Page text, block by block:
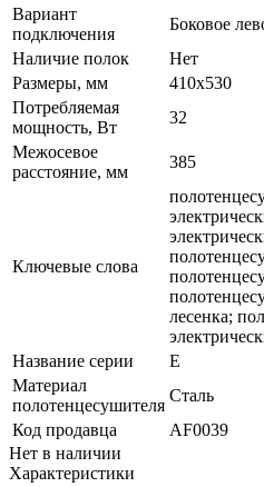
Вариант
подключения
Боковое
Наличие полок
Нет
Размеры, мм
410x530
Потребляемая
мощность, Вт
32
Межосевое
расстояние, мм
385
Ключевые слова
лесенка;
Название серии
E
Материал
полотенцесушителя
Сталь
Код продавца
AF0039
Нет в наличии
Характеристики